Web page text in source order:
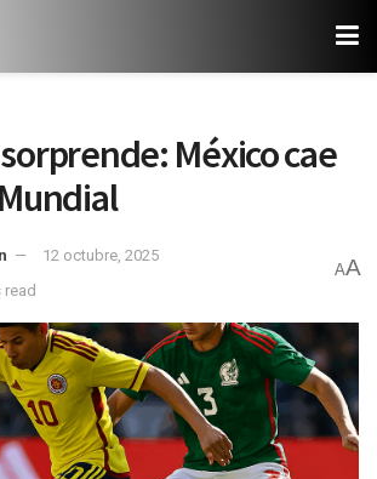
México cae
12 octubre, 2025
read
AA